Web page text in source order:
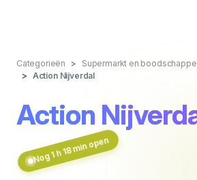
Categorieën Supermarkt en
Action Nijverdal
Action
Nog 1 h 18 min open